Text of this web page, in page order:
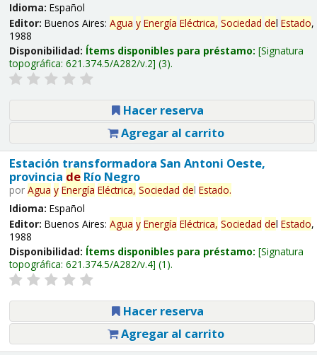
Idioma: Español
Editor: Buenos Aires: Agua y Energía Eléctrica, Sociedad del Estado,
1988
Disponibilidad: Ítems disponibles para préstamo: Signatura
topográfica: 621.374.5/A282/v.2 (3).
Hacer reserva
Agregar al carrito
Estación transformadora San Antoni Oeste,
provincia deRío Negro
por Agua y Energía Eléctrica, Sociedad del Estado.
Idioma: Español
Editor: Buenos Aires: Agua y Energía Eléctrica, Sociedad del Estado,
1988
Disponibilidad: Ítems disponibles para préstamo: Signatura
topográfica: 621.374.5/A282/v.4 (1).
Hacer reserva
Agregar al carrito